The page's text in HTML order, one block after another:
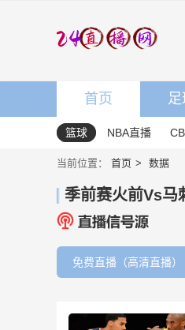
首页
篮球 NBA直播
当前位置： 首页 数据
季前赛火前Vs马
免费直播（高清直播）